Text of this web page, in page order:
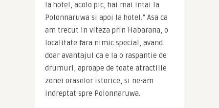
la hotel, acolo pic, hai mai intai la
Polonnaruwa si apoi la hotel.” Asa ca
am trecut in viteza prin Habarana, o
localitate fara nimic special, avand
doar avantajul ca e la o raspantie de
drumuri, aproape de toate atractiile
zonei oraselor istorice, si ne-am
indreptat spre Polonnaruwa.